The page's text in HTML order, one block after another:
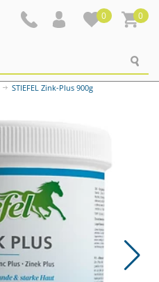
0 0
STIEFEL Zink-Plus 900g